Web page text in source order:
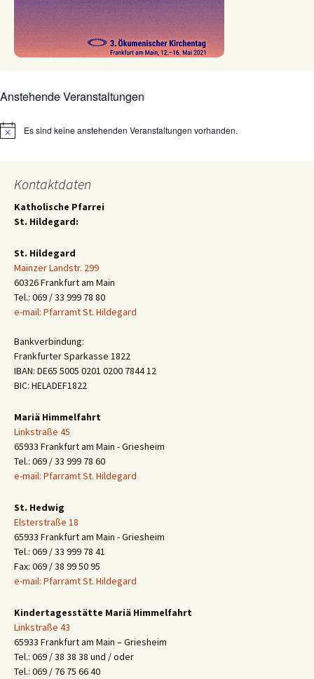
Anstehende Veranstaltungen
HinweisEs sind keine anstehenden Veranstaltungen vorhanden.
Kontaktdaten
Katholische Pfarrei
St. Hildegard:
St. Hildegard
Mainzer Landstr. 299
60326 Frankfurt am Main
Tel.: 069 / 33 999 78 80
e-mail: Pfarramt St. Hildegard
Bankverbindung:
Frankfurter Sparkasse 1822
IBAN: DE65 5005 0201 0200 7844 12
BIC: HELADEF1822
Mariä Himmelfahrt
Linkstraße 45
65933 Frankfurt am Main - Griesheim
Tel.: 069 / 33 999 78 60
e-mail: Pfarramt St. Hildegard
St. Hedwig
Elsterstraße 18
65933 Frankfurt am Main - Griesheim
Tel.: 069 / 33 999 78 41
Fax: 069 / 38 99 50 95
e-mail: Pfarramt St. Hildegard
Kindertagesstätte Mariä Himmelfahrt
Linkstraße 43
65933 Frankfurt am Main – Griesheim
Tel.: 069 / 38 38 38 und / oder
Tel.: 069 / 76 75 66 40